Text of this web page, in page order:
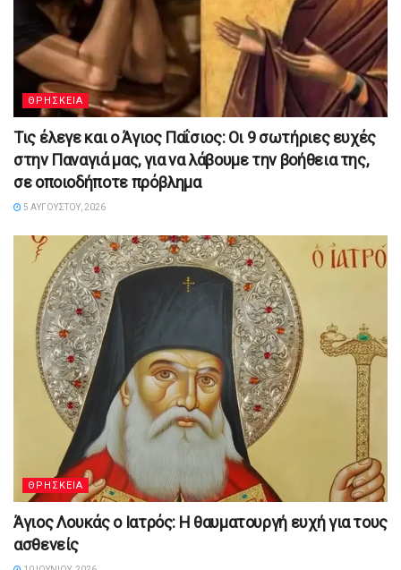
ΘΡΗΣΚΕΙΑ
Τις έλεγε και ο Άγιος Παΐσιος: Οι 9 σωτήριες ευχές
στην Παναγιά μας, για να λάβουμε την βοήθεια της,
σε οποιοδήποτε πρόβλημα
5 ΑΥΓΟΎΣΤΟΥ, 2026
ΘΡΗΣΚΕΙΑ
Άγιος Λουκάς ο Ιατρός: Η θαυματουργή ευχή για τους
ασθενείς